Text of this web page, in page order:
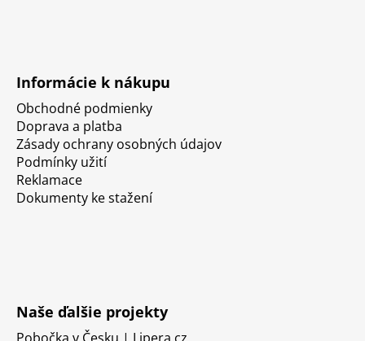
Informácie k nákupu
Obchodné podmienky
Doprava a platba
Zásady ochrany osobných údajov
Podmínky užití
Reklamace
Dokumenty ke stažení
Naše ďalšie projekty
Pobočka v Česku | Lipera.cz